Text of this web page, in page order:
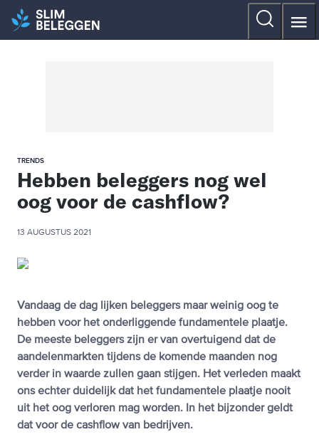
TRENDS
Hebben beleggers nog wel
oog voor de cashflow?
13 AUGUSTUS 2021
Vandaag de dag lijken beleggers maar weinig oog te
hebben voor het onderliggende fundamentele plaatje.
De meeste beleggers zijn er van overtuigend dat de
aandelenmarkten tijdens de komende maanden nog
verder in waarde zullen gaan stijgen. Het verleden maakt
ons echter duidelijk dat het fundamentele plaatje nooit
uit het oog verloren mag worden. In het bijzonder geldt
dat voor de cashflow van bedrijven.